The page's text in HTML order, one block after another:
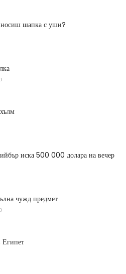
носиш шапка с уши?
иска 500 000 долара на вечер
чужд предмет
Египет